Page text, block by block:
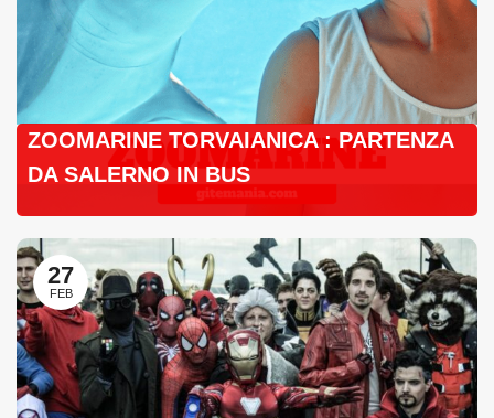
ZOOMARINE TORVAIANICA : PARTENZA
DA SALERNO IN BUS
27
FEB